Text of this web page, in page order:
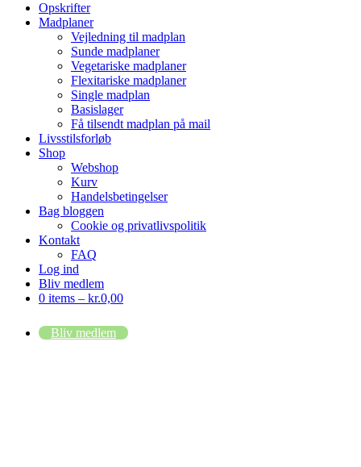
Opskrifter
Madplaner
Vejledning til madplan
Sunde madplaner
Vegetariske madplaner
Flexitariske madplaner
Single madplan
Basislager
Få tilsendt madplan på mail
Livsstilsforløb
Shop
Webshop
Kurv
Handelsbetingelser
Bag bloggen
Cookie og privatlivspolitik
Kontakt
FAQ
Log ind
Bliv medlem
0 items – kr.0,00
Bliv medlem